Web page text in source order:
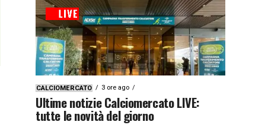
CALCIOMERCATO 3 ore ago
Ultime notizie Calciomercato LIVE:
tutte le novità del giorno